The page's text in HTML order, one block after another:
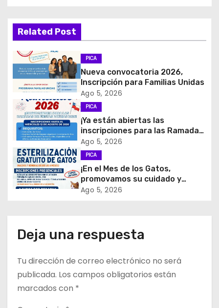
a
c
i
ó
n
d
e
e
n
r
d
a
Related Post
PICA
Nueva convocatoria 2026,
Inscripción para Familias Unidas
Ago 5, 2026
PICA
¡Ya están abiertas las
inscripciones para las Ramadas
de Fiestas Patrias 2026!
Ago 5, 2026
PICA
¡En el Mes de los Gatos,
promovamos su cuidado y
tenencia responsable!
Ago 5, 2026
Deja una respuesta
Tu dirección de correo electrónico no será
publicada. Los campos obligatorios están
marcados con *